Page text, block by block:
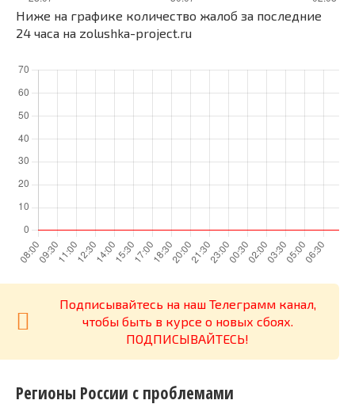
Ниже на графике количество жалоб за последние
24 часа на zolushka-project.ru
Подписывайтесь на наш Телеграмм канал,
чтобы быть в курсе о новых сбоях.
ПОДПИСЫВАЙТЕСЬ!
Регионы России с проблемами